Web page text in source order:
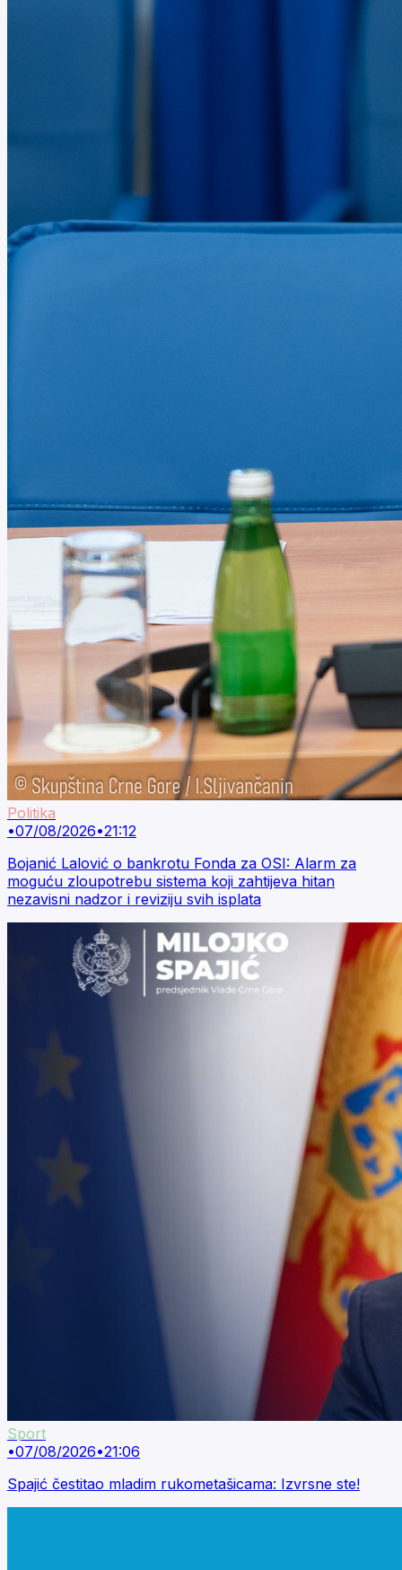
Politika
•07/08/2026•21:12
Bojanić Lalović o bankrotu Fonda za OSI: Alarm za
moguću zloupotrebu sistema koji zahtijeva hitan
nezavisni nadzor i reviziju svih isplata
Sport
•07/08/2026•21:06
Spajić čestitao mladim rukometašicama: Izvrsne ste!